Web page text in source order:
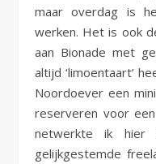
maar overdag is
werken. Het is ook
aan Bionade met
altijd ‘limoentaart’
Noordoever een
reserveren voor
netwerkte ik
gelijkgestemde